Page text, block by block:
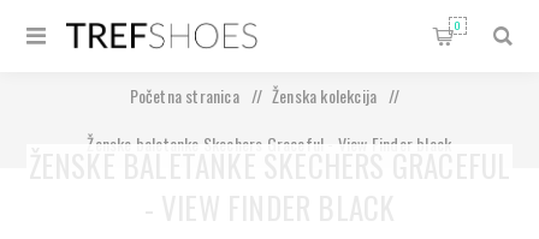
0
Početna stranica / Ženska kolekcija
/
Ženske baletanke Skechers Graceful - View Finder black